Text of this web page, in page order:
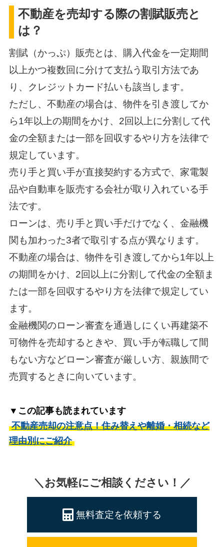
不動産を売却する際の割賦販売と
は？
割賦（かっぷ）販売とは、購入代金を一定期間
以上かつ複数回に分けて支払う取引方法であ
り、クレジットカード払いも該当します。
ただし、不動産の場合は、物件を引き渡してか
ら1年以上の期間をかけ、2回以上に分割して代
金の全額または一部を回収するやり方を法律で
規定しています。
売り手と買い手が直接契約する方式で、家電製
品や自動車を販売する会社が取り入れている手
法です。
ローンは、売り手と買い手だけでなく、金融機
関も加わった3者で取引する点が異なります。
不動産の場合は、物件を引き渡してから1年以上
の期間をかけ、2回以上に分割して代金の全額ま
たは一部を回収するやり方を法律で規定してい
ます。
金融機関のローン審査を通過しにくい再建築不
可物件を売却するときや、買い手が転職して間
もない方などローン審査が厳しい方、親族間で
売買するときに向いています。
▼この記事も読まれています
不動産売却の注意点！住み替えや離婚・相続など
理由別にご紹介
＼お気軽にご相談ください！／
無料査定を依頼する